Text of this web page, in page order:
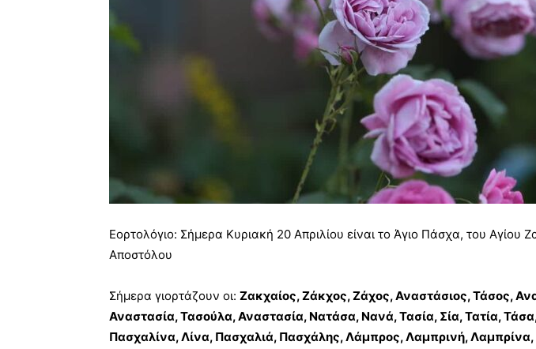
Εορτολόγιο: Σήμερα Κυριακή 20 Απριλίου είναι το Άγιο Πάσχα, του Αγίου
Αποστόλου
Σήμερα γιορτάζουν οι: Ζακχαίος, Ζάκχος, Ζάχος, Αναστάσιος, Τάσος,
Αναστασία, Τασούλα, Αναστασία, Νατάσα, Νανά, Τασία, Σία, Τατία,
Πασχαλίνα, Λίνα, Πασχαλιά, Πασχάλης, Λάμπρος, Λαμπρινή, Λαμπρίνα,